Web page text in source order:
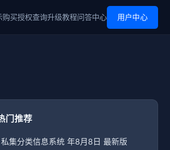
购买授权查询升级教程问答中心 用户中心
门推荐
私集分类信息系统 年8月8日 最新版